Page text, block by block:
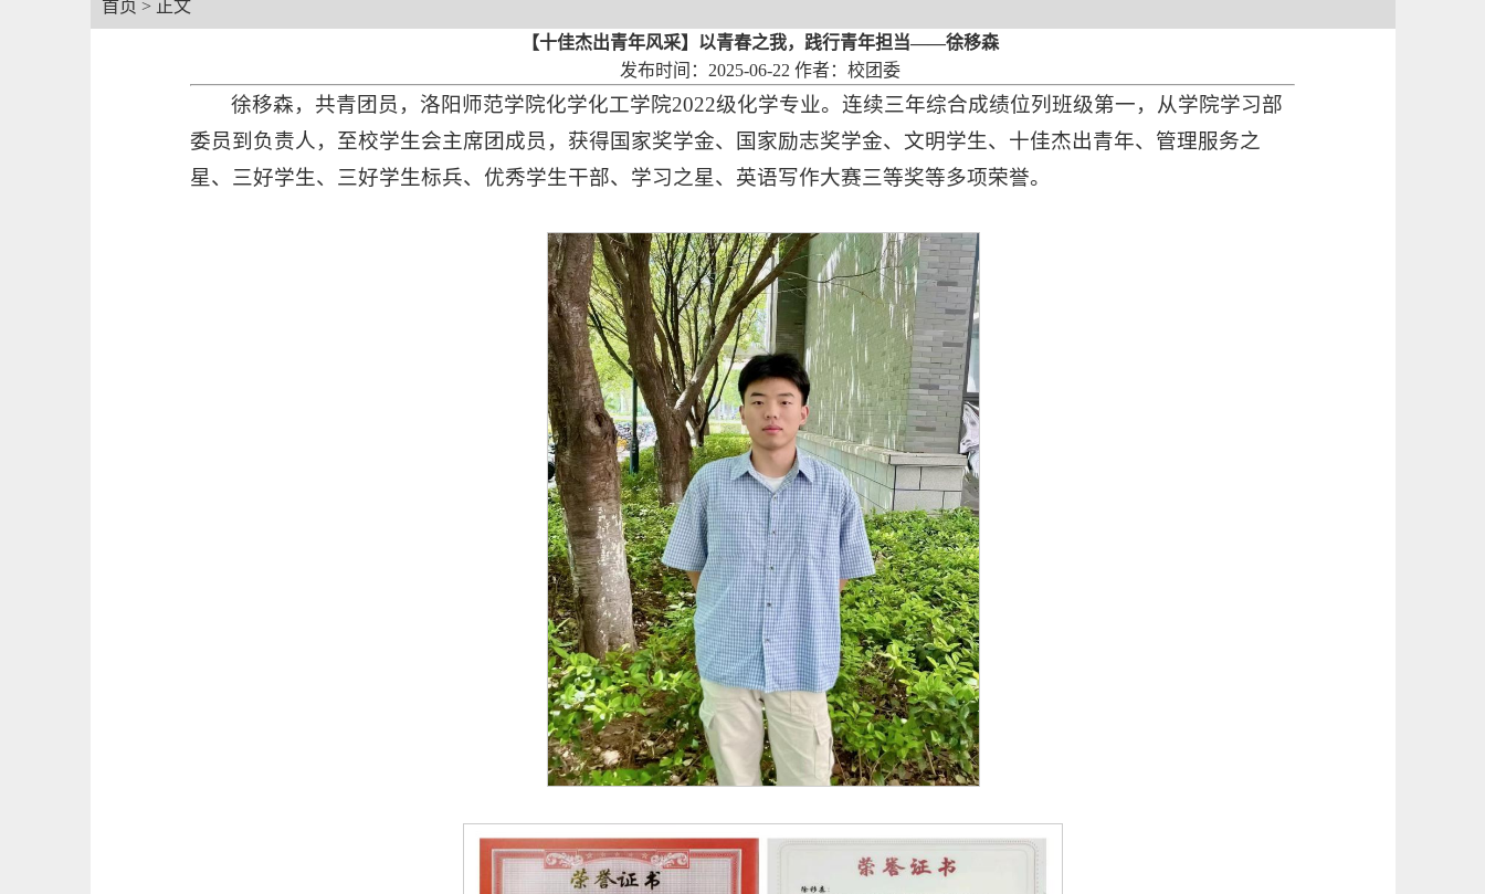
首页 > 正文
【十佳杰出青年风采】以青春之我，践行青年担当——徐移森
发布时间：2025-06-22 作者：校团委
徐移森，共青团员，洛阳师范学院化学化工学院2022级化学专业。连续三年综合成绩位列班级第一，从学院学习部
委员到负责人，至校学生会主席团成员，获得国家奖学金、国家励志奖学金、文明学生、十佳杰出青年、管理服务之
星、三好学生、三好学生标兵、优秀学生干部、学习之星、英语写作大赛三等奖等多项荣誉。